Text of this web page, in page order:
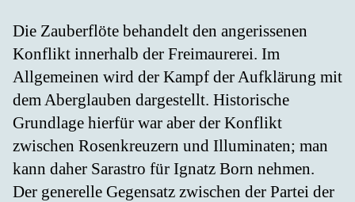
Die Zauberflöte behandelt den angerissenen
Konflikt innerhalb der Freimaurerei. Im
Allgemeinen wird der Kampf der Aufklärung mit
dem Aberglauben dargestellt. Historische
Grundlage hierfür war aber der Konflikt
zwischen Rosenkreuzern und Illuminaten; man
kann daher Sarastro für Ignatz Born nehmen.
Der generelle Gegensatz zwischen der Partei der